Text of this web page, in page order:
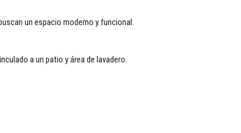
un espacio moderno y funcional.
a un patio y área de lavadero.